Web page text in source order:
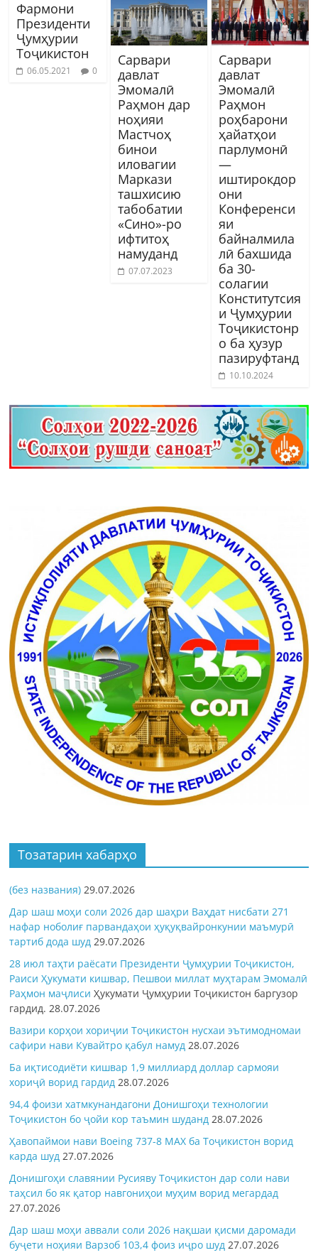
Фармони
Президенти
Ҷумҳурии
Тоҷикистон
06.05.2021 0
Сарвари
давлат
Эмомалӣ
Раҳмон дар
ноҳияи
Мастчоҳ
бинои
иловагии
Маркази
ташхисию
табобатии
«Сино»-ро
ифтитоҳ
намуданд
07.07.2023
Сарвари
давлат
Эмомалӣ
Раҳмон
роҳбарони
ҳайатҳои
парлумонӣ
—
иштирокдор
они
Конференси
яи
байналмила
лӣ бахшида
ба 30-
солагии
Конститутсия
и Ҷумҳурии
Тоҷикистонр
о ба ҳузур
пазируфтанд
10.10.2024
Тозатарин хабарҳо
(без названия) 29.07.2026
Дар шаш моҳи соли 2026 дар шаҳри Ваҳдат нисбати 271
нафар ноболиғ парвандаҳои ҳуқуқвайронкунии маъмурӣ
тартиб дода шуд 29.07.2026
28 июл таҳти раёсати Президенти Ҷумҳурии Тоҷикистон,
Раиси Ҳукумати кишвар, Пешвои миллат муҳтарам Эмомалӣ
Раҳмон маҷлисиҲукумати Ҷумҳурии Тоҷикистон баргузор
гардид.28.07.2026
Вазири корҳои хориҷии Тоҷикистон нусхаи эътимодномаи
сафири нави Кувайтро қабул намуд 28.07.2026
Ба иқтисодиёти кишвар 1,9 миллиард доллар сармояи
хориҷӣ ворид гардид 28.07.2026
94,4 фоизи хатмкунандагони Донишгоҳи технологии
Тоҷикистон бо ҷойи кор таъмин шуданд 28.07.2026
Ҳавопаймои нави Boeing 737-8 MAX ба Тоҷикистон ворид
карда шуд 27.07.2026
Донишгоҳи славянии Русияву Тоҷикистон дар соли нави
таҳсил бо як қатор навгониҳои муҳим ворид мегардад
27.07.2026
Дар шаш моҳи аввали соли 2026 нақшаи қисми даромади
буҷети ноҳияи Варзоб 103,4 фоиз иҷро шуд 27.07.2026